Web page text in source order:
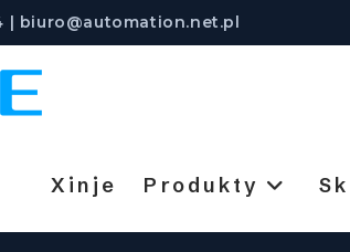
| biuro@automation.net.pl
Xinje Produkty